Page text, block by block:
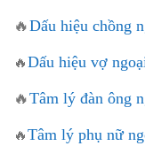
🔥Dấu hiệu chồng
🔥Dấu hiệu vợ
🔥Tâm lý đàn ông
🔥Tâm lý phụ nữ